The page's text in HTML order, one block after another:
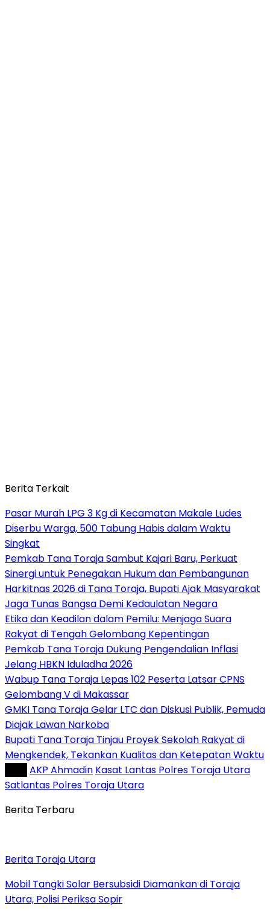
Berita Terkait
Pasar Murah LPG 3 Kg di Kecamatan Makale Ludes
Diserbu Warga, 500 Tabung Habis dalam Waktu
Singkat
Pemkab Tana Toraja Sambut Kajari Baru, Perkuat
Sinergi untuk Penegakan Hukum dan Pembangunan
Harkitnas 2026 di Tana Toraja, Bupati Ajak Masyarakat
Jaga Tunas Bangsa Demi Kedaulatan Negara
Etika dan Keadilan dalam Pemilu: Menjaga Suara
Rakyat di Tengah Gelombang Kepentingan
Pemkab Tana Toraja Dukung Pengendalian Inflasi
Jelang HBKN Iduladha 2026
Wabup Tana Toraja Lepas 102 Peserta Latsar CPNS
Gelombang V di Makassar
GMKI Tana Toraja Gelar LTC dan Diskusi Publik, Pemuda
Diajak Lawan Narkoba
Bupati Tana Toraja Tinjau Proyek Sekolah Rakyat di
Mengkendek, Tekankan Kualitas dan Ketepatan Waktu
AKP Ahmadin Kasat Lantas Polres Toraja Utara
Satlantas Polres Toraja Utara
Berita Terbaru
Berita Toraja Utara
Mobil Tangki Solar Bersubsidi Diamankan di Toraja
Utara, Polisi Periksa Sopir